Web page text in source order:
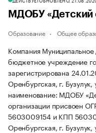
МДОБУ «Детский
Образование Общее
Компания
бюджетное учреждение
зарегистрирована
Оренбургская, г.
наименование: МДОБУ
организации присвоен
5603009154 и КПП
Оренбургская, г.